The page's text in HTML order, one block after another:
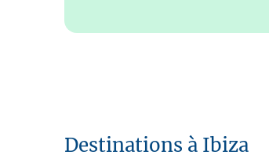
Destinations à Ibiza